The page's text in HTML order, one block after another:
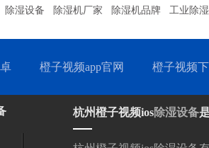
除湿设备 除湿机厂家 除湿机品牌 工业除
橙子视频app官网 橙子视频
杭州橙子视频ios除湿设备